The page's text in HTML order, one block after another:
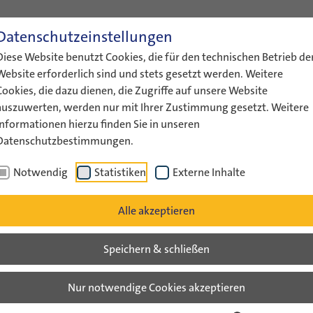
Website benutzt Cookies, die für den technischen Betrieb
erforderlich sind und stets gesetzt werden. Weitere
die dazu dienen, die Zugriffe auf unsere Website
werden nur mit Ihrer Zustimmung gesetzt. Weitere
hierzu finden Sie in unseren
Notwendig Statistiken Externe Inhalte
Alle akzeptieren
Speichern & schließen
Nur notwendige Cookies akzeptieren
ENGLISH LEICHTE SPRACHE
ÜBER UNS AKTUELLES FÖRDERUNG
Abschlussseminar der
in Israel